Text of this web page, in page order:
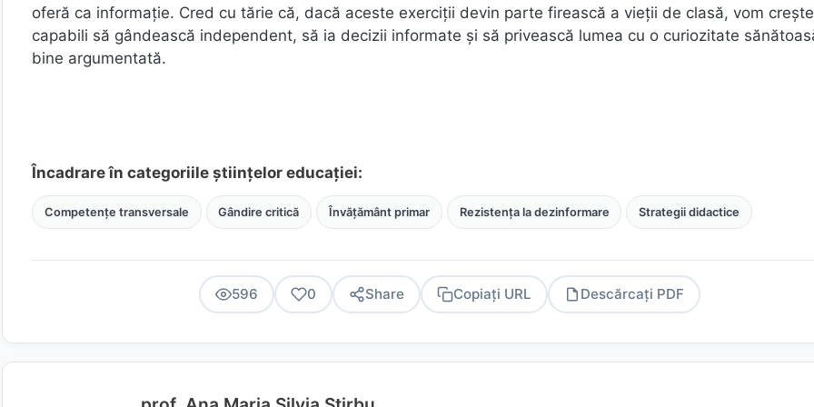
oferă ca informație. Cred cu tărie că, dacă aceste exerciții devin parte firească a vieții de clasă, vom
capabili să gândească independent, să ia decizii informate și să privească lumea cu o curiozitate
bine argumentată.
Încadrare în categoriile științelor educației:
Competențe transversale Gândire critică Învățământ primar Rezistența la dezinformare Strategii didactice
596 0 Share Copiați URL Descărcați PDF